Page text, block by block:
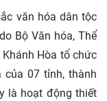
văn hóa dân tộc
Bộ Văn hóa, Thể
Hòa tổ chức
07 tỉnh, thành
là hoạt động thiết